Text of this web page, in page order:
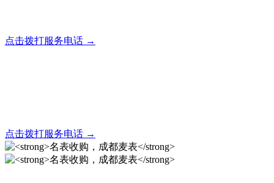
点击拨打服务电话 →
点击拨打服务电话 →